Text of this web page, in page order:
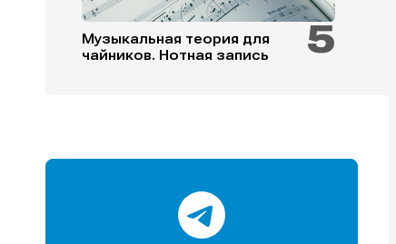
Музыкальная теория для
чайников. Нотная запись